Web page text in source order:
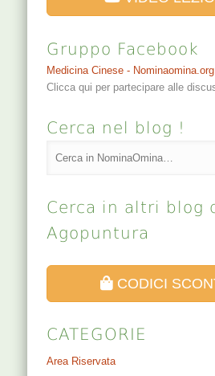
Gruppo Facebook
Medicina Cinese - Nominaomina.org
Clicca qui per partecipare alle
Cerca nel blog !
Cerca in altri blog
Agopuntura
CODICI
CATEGORIE
Area Riservata